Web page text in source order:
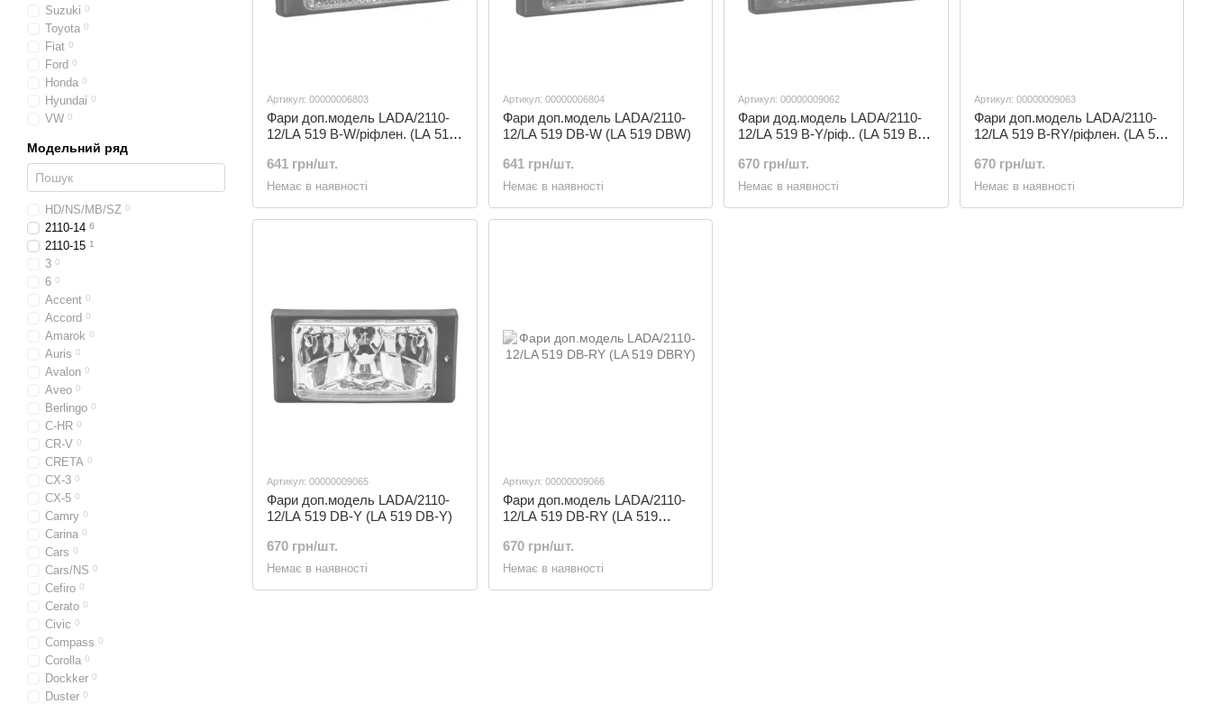
Артикул: 00000006803
Фари доп.модель LADA/2110-
12/LA 519 B-W/ріфлен. (LA 519
641 грн/шт.
Немає в наявності
Артикул: 00000006804
Фари доп.модель LADA/2110-
12/LA 519 DB-W (LA 519 DBW)
641 грн/шт.
Немає в наявності
Артикул: 00000009062
Фари дод.модель LADA/2110-
12/LA 519 B-Y/ріф.. (LA 519 B-
670 грн/шт.
Немає в наявності
Артикул: 00000009063
Фари доп.модель LADA/2110-
12/LA 519 B-RY/ріфлен. (LA 519
670 грн/шт.
Немає в наявності
Артикул: 00000009065
Фари доп.модель LADA/2110-
12/LA 519 DB-Y (LA 519 DB-Y)
670 грн/шт.
Немає в наявності
Артикул: 00000009066
Фари доп.модель LADA/2110-
12/LA 519 DB-RY (LA 519
670 грн/шт.
Немає в наявності
Suzuki 0
Toyota 0
Fiat 0
Ford 0
Honda 0
Hyundai 0
VW 0
Модельний ряд
HD/NS/MB/SZ 0
2110-14 6
2110-15 1
3 0
6 0
Accent 0
Accord 0
Amarok 0
Auris 0
Avalon 0
Aveo 0
Berlingo 0
C-HR 0
CR-V 0
CRETA 0
CX-3 0
CX-5 0
Camry 0
Carina 0
Cars 0
Cars/NS 0
Cefiro 0
Cerato 0
Civic 0
Compass 0
Corolla 0
Dockker 0
Duster 0